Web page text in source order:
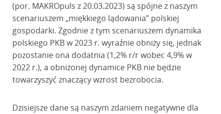
(por. MAKROpuls z 20.03.2023) są spójne z naszym
scenariuszem „miękkiego lądowania” polskiej
gospodarki. Zgodnie z tym scenariuszem dynamika
polskiego PKB w 2023 r. wyraźnie obniży się, jednak
pozostanie ona dodatnia (1,2% r/r wobec 4,9% w
2022 r.), a obniżonej dynamice PKB nie będzie
towarzyszyć znaczący wzrost bezrobocia.
Dzisiejsze dane są naszym zdaniem negatywne dla